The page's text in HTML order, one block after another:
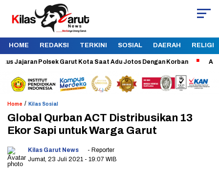
HOME REDAKSI TERKINI SOSIAL DAERAH RELIGI
Polsek Garut Kota Saat Adu Jotos Dengan Korban Aman dan
Home / Kilas Sosial
Global Qurban ACT Distribusikan 13
Ekor Sapi untuk Warga Garut
Kilas Garut News
- Reporter
Jumat, 23 Juli 2021 - 19:07 WIB